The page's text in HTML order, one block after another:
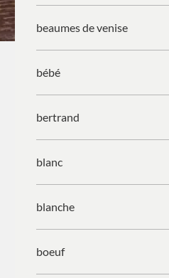
beaumes de venise
bébé
bertrand
blanc
blanche
boeuf